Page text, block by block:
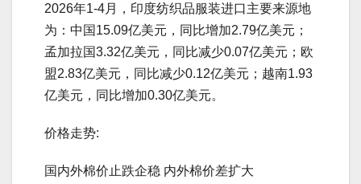
2026年1-4月，印度纺织品服装进口主要来源地
为：中国15.09亿美元，同比增加2.79亿美元；
孟加拉国3.32亿美元，同比减少0.07亿美元；欧
盟2.83亿美元，同比减少0.12亿美元；越南1.93
亿美元，同比增加0.30亿美元。
价格走势:
国内外棉价止跌企稳 内外棉价差扩大